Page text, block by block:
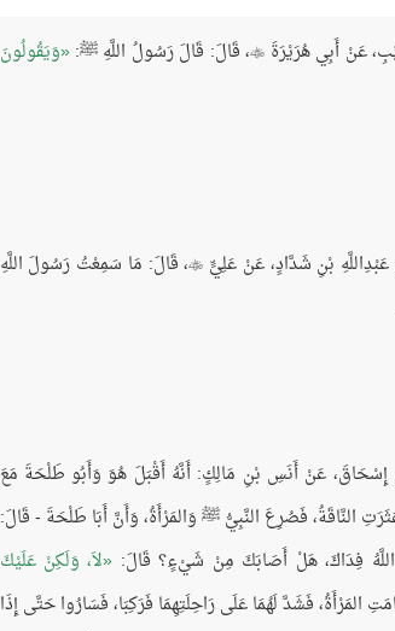
، قَالَ: قَالَ رَسُولُ اللَّهِ ﷺ: وَيَقُولُونَ
، قَالَ: مَا سَمِعْتُ رَسُولَ اللَّهِ
إِسْحَاقَ، عَنْ أَنَسِ بْنِ مَالِكٍ: أَنَّهُ أَقْبَلَ هُوَ وَأَبُو طَلْحَةَ مَعَ
النَّاقَةُ، فَصُرِعَ النَّبِيُّ ﷺ وَالمَرْأَةُ، وَأَنَّ أَبَا طَلْحَةَ - قَالَ:
فِدَاكَ، هَلْ أَصَابَكَ مِنْ شَيْءٍ؟ قَالَ: لاَ، وَلَكِنْ عَلَيْكَ
فَشَدَّ لَهُمَا عَلَى رَاحِلَتِهِمَا فَرَكِبَا، فَسَارُوا حَتَّى إِذَا